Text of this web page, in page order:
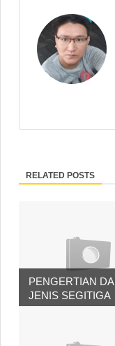
RELATED POSTS
PENGERTIAN
JENIS SEGITIGA